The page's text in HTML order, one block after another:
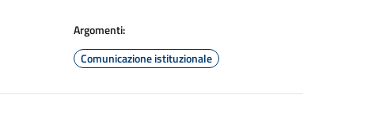
Argomenti:
Comunicazione istituzionale